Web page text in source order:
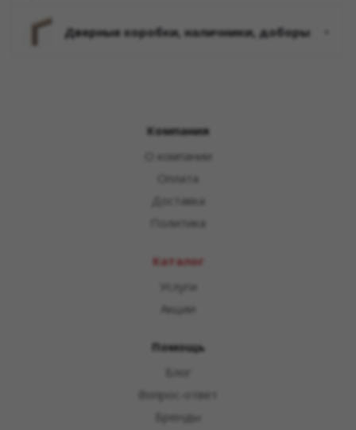
дверные коробки, наличники, доборы
Компания
О компании
Оплата
Доставка
Политика
Каталог
Услуги
Акции
Помощь
Блог
Вопрос-ответ
Бренды